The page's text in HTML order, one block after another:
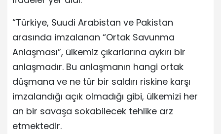
“Türkiye, Suudi Arabistan ve Pakistan
arasında imzalanan “Ortak Savunma
Anlaşması”, ülkemiz çıkarlarına aykırı bir
anlaşmadır. Bu anlaşmanın hangi ortak
düşmana ve ne tür bir saldırı riskine karşı
imzalandığı açık olmadığı gibi, ülkemizi her
an bir savaşa sokabilecek tehlike arz
etmektedir.